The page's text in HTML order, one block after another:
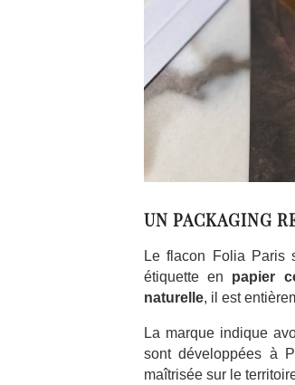
UN PACKAGING
Le flacon Folia Paris
étiquette en papier
naturelle, il est
La marque indique
sont développées à
maîtrisée sur le